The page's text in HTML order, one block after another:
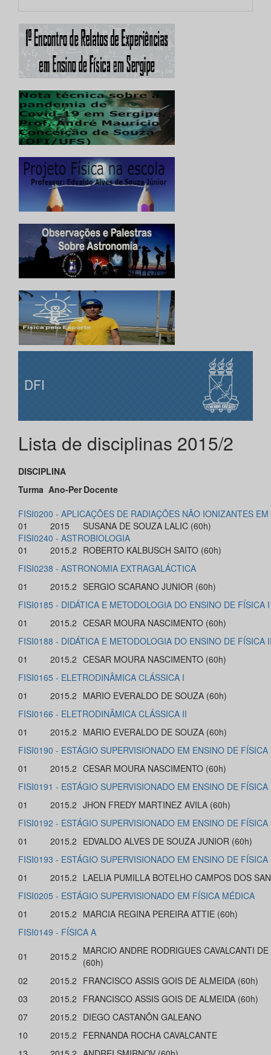
DFI
Lista de disciplinas 2015/2
DISCIPLINA
Turma Ano-Per Docente
FISI0200 - APLICAÇÕES DE RADIAÇÕES NÃO IONIZANTES
01
2015
SUSANA DE SOUZA LALIC (60h)
FISI0240 - ASTROBIOLOGIA
01
2015.2 ROBERTO KALBUSCH SAITO (60h)
FISI0238 - ASTRONOMIA EXTRAGALÁCTICA
01
2015.2 SERGIO SCARANO JUNIOR (60h)
FISI0185 - DIDÁTICA E METODOLOGIA DO ENSINO DE FÍSICA I
01
2015.2 CESAR MOURA NASCIMENTO (60h)
FISI0188 - DIDÁTICA E METODOLOGIA DO ENSINO DE FÍSICA
01
2015.2 CESAR MOURA NASCIMENTO (60h)
FISI0165 - ELETRODINÂMICA CLÁSSICA I
01
2015.2 MARIO EVERALDO DE SOUZA (60h)
FISI0166 - ELETRODINÂMICA CLÁSSICA II
01
2015.2 MARIO EVERALDO DE SOUZA (60h)
FISI0190 - ESTÁGIO SUPERVISIONADO EM ENSINO DE FÍSICA
01
2015.2 CESAR MOURA NASCIMENTO (60h)
FISI0191 - ESTÁGIO SUPERVISIONADO EM ENSINO DE FÍSICA
01
2015.2 JHON FREDY MARTINEZ AVILA (60h)
FISI0192 - ESTÁGIO SUPERVISIONADO EM ENSINO DE FÍSICA
01
2015.2 EDVALDO ALVES DE SOUZA JUNIOR (60h)
FISI0193 - ESTÁGIO SUPERVISIONADO EM ENSINO DE FÍSICA
01
2015.2 LAELIA PUMILLA BOTELHO CAMPOS DOS
FISI0205 - ESTÁGIO SUPERVISIONADO EM FÍSICA MÉDICA
01
2015.2 MARCIA REGINA PEREIRA ATTIE (60h)
FISI0149 - FÍSICA A
01
2015.2 MARCIO ANDRE RODRIGUES CAVALCANTI
(60h)
02
2015.2 FRANCISCO ASSIS GOIS DE ALMEIDA (60h)
03
2015.2 FRANCISCO ASSIS GOIS DE ALMEIDA (60h)
07
2015.2 DIEGO CASTANÕN GALEANO
10
2015.2 FERNANDA ROCHA CAVALCANTE